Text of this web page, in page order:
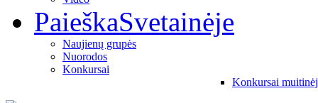
PaieškaSvetainėje
Naujienų grupės
Nuorodos
Konkursai
Konkursai